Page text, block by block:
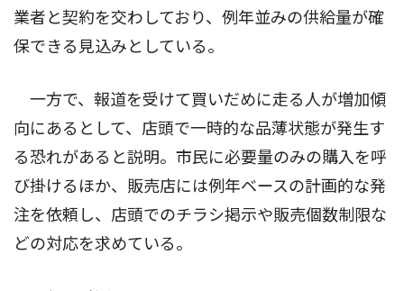
業者と契約を交わしており、例年並みの供給量が確
保できる見込みとしている。
一方で、報道を受けて買いだめに走る人が増加傾
向にあるとして、店頭で一時的な品薄状態が発生す
る恐れがあると説明。市民に必要量のみの購入を呼
び掛けるほか、販売店には例年ベースの計画的な発
注を依頼し、店頭でのチラシ掲示や販売個数制限な
どの対応を求めている。